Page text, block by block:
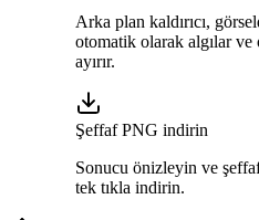
Arka plan kaldırıcı,
otomatik olarak algılar
ayırır.
Şeffaf PNG indirin
Sonucu önizleyin ve
tek tıkla indirin.